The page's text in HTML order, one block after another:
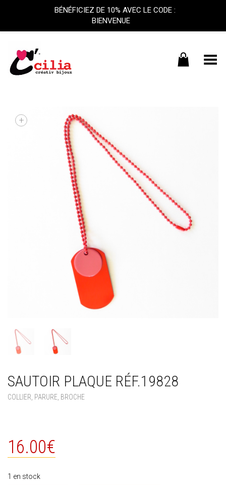
Basculer le menu
+
SAUTOIR PLAQUE RÉF.19828
COLLIER, PARURE, BROCHE
16.00€
1 en stock
BÉNÉFICIEZ DE 10% AVEC LE CODE :
BIENVENUE